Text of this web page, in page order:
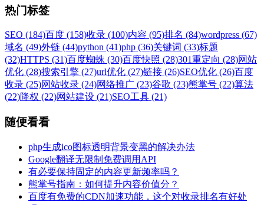
热门标签
SEO (184)百度 (158)收录 (100)内容 (95)排名 (84)wordpress (67)
域名 (49)外链 (44)python (41)php (36)关键词 (33)标题
(32)HTTPS (31)百度蜘蛛 (30)百度快照 (28)301重定向 (28)网站
优化 (28)搜索引擎 (27)url优化 (27)链接 (26)SEO优化 (26)百度
收录 (25)网站收录 (24)网络推广 (23)谷歌 (23)熊掌号 (22)算法
(22)降权 (22)网站建设 (21)SEO工具 (21)
随便看看
php生成ico图标透明背景变黑的解决办法
Google翻译无限制免费调用API
有必要保持固定的内容更新频率吗？
熊掌号指南：如何提升内容价值分？
百度有免费的CDN加速功能，这个对收录排名有好处